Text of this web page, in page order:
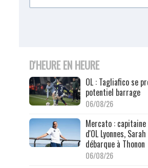
D'HEURE EN HEURE
OL : Tagliafico se
potentiel barrage
06/08/26
Mercato :
d'OL Lyonnes,
débarque à Thonon
06/08/26